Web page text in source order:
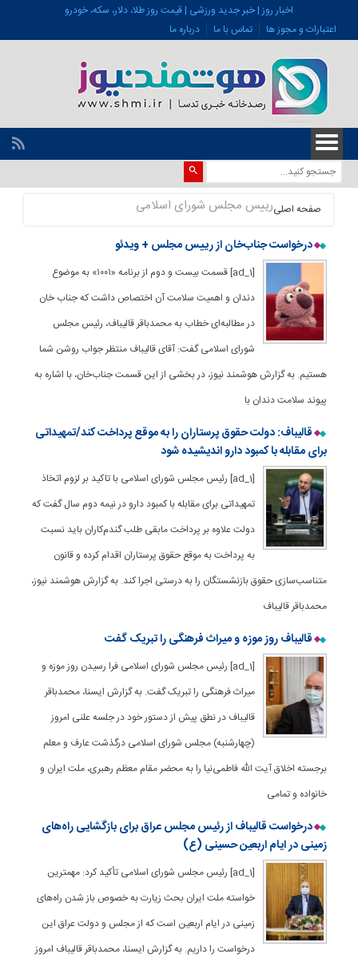
اخبار روز | خبر جدید ورزشی | قیمت روز طلا، دلار، سکه، خودرو
اعتبارات و مجوز ها
تماس با ما درباره ما
صفحه اصلیرييس مجلس شورای اسلامی
درخواست جناب‌خان از رییس مجلس + ویدئو
[ad_1] قسمت بیست و دوم از برنامه «۱۰۰۱» به موضوع
دندان و اهمیت سلامت آن اختصاص داشت که جناب خان
در مطالبه‌ای خطاب به محمدباقر قالیباف، رئیس مجلس
شورای اسلامی گفت: آقای قالیباف منتظر جواب روشن شما
هستیم. به گزارش هوشمند نیوز، در بخشی از این قسمت جناب‌خان، با اشاره به
پیوند سلامت دندان با
قالیباف: دولت حقوق پرستاران را به موقع پرداخت کند/تمهیداتی
برای مقابله با کمبود دارو اندیشیده شود
[ad_1] رئیس مجلس شورای اسلامی با تاکید بر لزوم اتخاذ
تمهیداتی برای مقابله با کمبود دارو در نیمه دوم سال گفت که
دولت علاوه بر پرداخت مابقی طلب گندم‌کاران باید نسبت
به پرداخت به موقع حقوق پرستاران اقدام کرده و قانون
متناسب‌سازی حقوق بازنشستگان را به درستی اجرا کند. به گزارش هوشمند نیوز،
محمدباقر قالیباف
قالیباف روز موزه و میراث فرهنگی را تبریک گفت
[ad_1] رئیس مجلس شورای اسلامی فرا رسیدن روز موزه و
میراث فرهنگی را تبریک گفت. به گزارش ایسنا، محمدباقر
قالیباف در نطق پیش از دستور خود در جلسه علنی امروز
(چهارشنبه) مجلس شورای اسلامی درگذشت عارف و معلم
برجسته اخلاق آیت الله فاطمی‌نیا را به محضر مقام معظم رهبری، ملت ایران و
خانواده و تمامی
درخواست قالیباف از رئیس مجلس عراق برای بازگشایی راه‌های
زمینی در ایام اربعین حسینی (ع)
[ad_1] رئیس مجلس شورای اسلامی تأکید کرد: مهمترین
خواسته ملت ایران بحث زیارت به خصوص باز شدن راه‌های
زمینی در ایام اربعین است که از مجلس و دولت عراق این
درخواست را داریم. به گزارش ایسنا، محمدباقر قالیباف امروز